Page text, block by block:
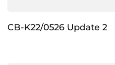
CB-K22/0526 Update 2